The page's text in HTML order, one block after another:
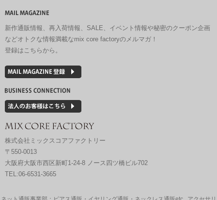
新作通販情報、再入荷情報、SALE、イベント情報や秘密のクーポン企画
などオトクな情報満載なmix core factoryのメルマガ！
登録はこちらから。
株式会社ミックスコアファクトリー
〒550-0013
大阪府大阪市西区新町1-24-8 ノース四ツ橋ビル702
TEL:06-6531-3665